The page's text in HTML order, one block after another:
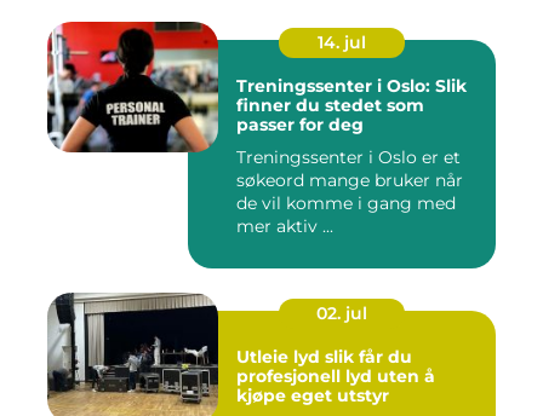
14. jul
Treningssenter i Oslo: Slik
finner du stedet som
passer for deg
Treningssenter i Oslo er et
søkeord mange bruker når
de vil komme i gang med
mer aktiv ...
02. jul
Utleie lyd slik får du
profesjonell lyd uten å
kjøpe eget utstyr